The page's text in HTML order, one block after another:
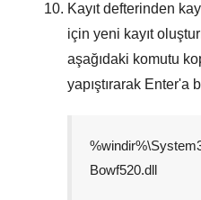
Kayıt defterinden
için yeni kayıt
aşağıdaki komutu
yapıştırarak Enter'a
Bowf520.dll